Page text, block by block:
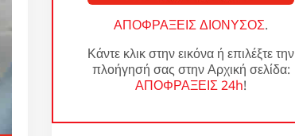
ΑΠΟΦΡΑΞΕΙΣ ΔΙΟΝΥΣΟΣ.
Κάντε κλικ στην εικόνα ή επιλέξτε την
πλοήγησή σας στην Αρχική σελίδα:
ΑΠΟΦΡΑΞΕΙΣ 24h!